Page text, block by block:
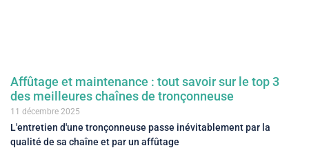
Affûtage et maintenance : tout savoir sur le top 3
des meilleures chaînes de tronçonneuse
11 décembre 2025
L'entretien d'une tronçonneuse passe inévitablement par la
qualité de sa chaîne et par un affûtage